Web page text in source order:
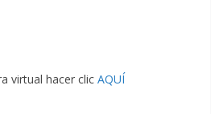
virtual hacer clic AQUÍ